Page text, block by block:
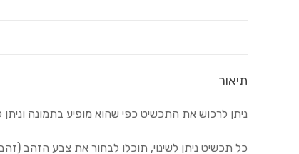
תיאור
ניתן לרכוש את התכשיט כפי שהוא מופיע בתמונה וניתן
כל תכשיט ניתן לשינוי, תוכלו לבחור את צבע הזהב